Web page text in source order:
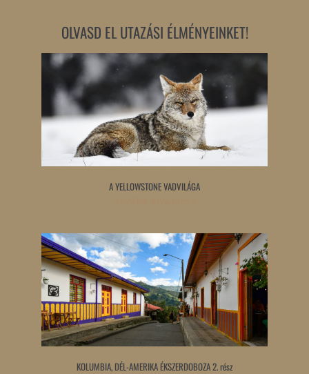
OLVASD EL UTAZÁSI ÉLMÉNYEINKET!
A YELLOWSTONE VADVILÁGA
KOLUMBIA, DÉL-AMERIKA ÉKSZERDOBOZA 2. rész